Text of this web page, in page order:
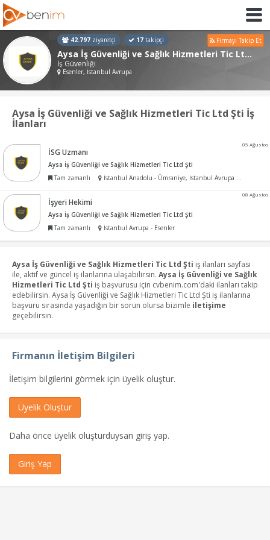
42.797 ziyaretçi 17 takipçi Firmayı Takip Et
Aysa İş Güvenliği ve Sağlık Hizmetleri Tic Ltd Şti
İş Güvenliği
Esenler, İstanbul Avrupa
Aysa İş Güvenliği ve Sağlık Hizmetleri Tic Ltd Şti İş
İlanları
05 Ağustos
İSG Uzmanı
Aysa İş Güvenliği ve Sağlık Hizmetleri Tic Ltd Şti
Tam zamanlı
İstanbul Anadolu - Ümraniye, İstanbul Avrupa - Esenler
08 Ağustos
İşyeri Hekimi
Aysa İş Güvenliği ve Sağlık Hizmetleri Tic Ltd Şti
Tam zamanlı
İstanbul Avrupa - Esenler
Aysa İş Güvenliği ve Sağlık Hizmetleri Tic Ltd Şti iş ilanları sayfası
ile, aktif ve güncel iş ilanlarına ulaşabilirsin. Aysa İş Güvenliği ve Sağlık
Hizmetleri Tic Ltd Şti iş başvurusu için cvbenim.com'daki ilanları takip
edebilirsin. Aysa İş Güvenliği ve Sağlık Hizmetleri Tic Ltd Şti iş ilanlarına
başvuru sırasında yaşadığın bir sorun olursa bizimle iletişime
geçebilirsin.
Firmanın İletişim Bilgileri
İletişim bilgilerini görmek için üyelik oluştur.
Üyelik Oluştur
Daha önce üyelik oluşturduysan giriş yap.
Giriş Yap